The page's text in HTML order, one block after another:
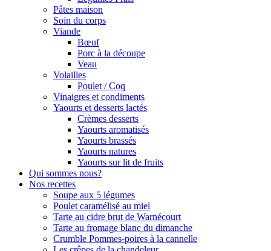
Pâtes maison
Soin du corps
Viande
Bœuf
Porc à la découpe
Veau
Volailles
Poulet / Coq
Vinaigres et condiments
Yaourts et desserts lactés
Crèmes desserts
Yaourts aromatisés
Yaourts brassés
Yaourts natures
Yaourts sur lit de fruits
Qui sommes nous?
Nos recettes
Soupe aux 5 légumes
Poulet caramélisé au miel
Tarte au cidre brut de Warnécourt
Tarte au fromage blanc du dimanche
Crumble Pommes-poires à la cannelle